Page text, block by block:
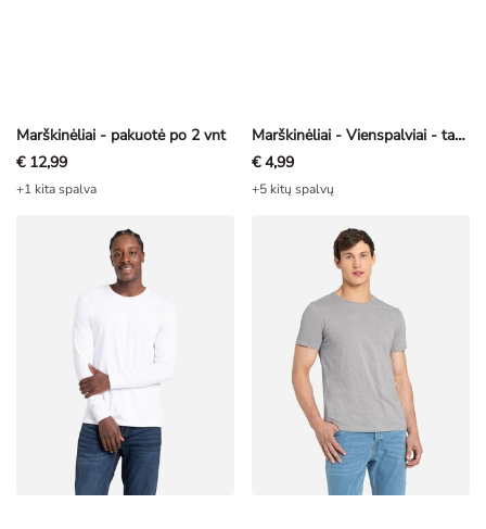
Marškinėliai - pakuotė po 2 vnt
€ 12,99
+1 kita spalva
Marškinėliai - Vienspalviai - tamsiai žalia
€ 4,99
+5 kitų spalvų